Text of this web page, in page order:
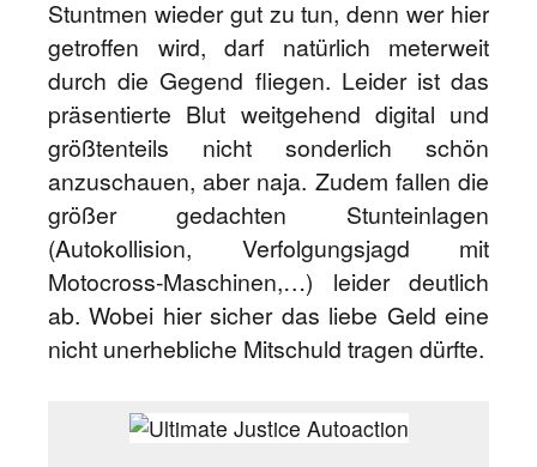
Stuntmen wieder gut zu tun, denn wer hier
getroffen wird, darf natürlich meterweit
durch die Gegend fliegen. Leider ist das
präsentierte Blut weitgehend digital und
größtenteils nicht sonderlich schön
anzuschauen, aber naja. Zudem fallen die
größer gedachten Stunteinlagen
(Autokollision, Verfolgungsjagd mit
Motocross-Maschinen,…) leider deutlich
ab. Wobei hier sicher das liebe Geld eine
nicht unerhebliche Mitschuld tragen dürfte.